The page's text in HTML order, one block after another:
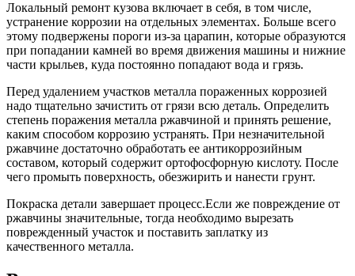
Локальный ремонт кузова включает в себя, в том числе,
устранение коррозии на отдельных элементах. Больше всего
этому подвержены пороги из-за царапин, которые образуются
при попадании камней во время движения машины и нижние
части крыльев, куда постоянно попадают вода и грязь.
Перед удалением участков металла пораженных коррозией
надо тщательно зачистить от грязи всю деталь. Определить
степень поражения металла ржавчиной и принять решение,
каким способом коррозию устранять. При незначительной
ржавчине достаточно обработать ее антикоррозийным
составом, который содержит ортофосфорную кислоту. После
чего промыть поверхность, обезжирить и нанести грунт.
Покраска детали завершает процесс.Если же повреждение от
ржавчины значительные, тогда необходимо вырезать
поврежденный участок и поставить заплатку из
качественного металла.